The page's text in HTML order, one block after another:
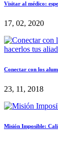
Visitar al médico:
17, 02, 2020
Conectar con los
23, 11, 2018
Misión Imposible: